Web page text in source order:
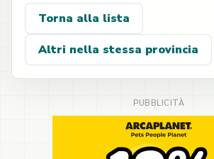
Torna alla lista
Altri nella stessa provincia